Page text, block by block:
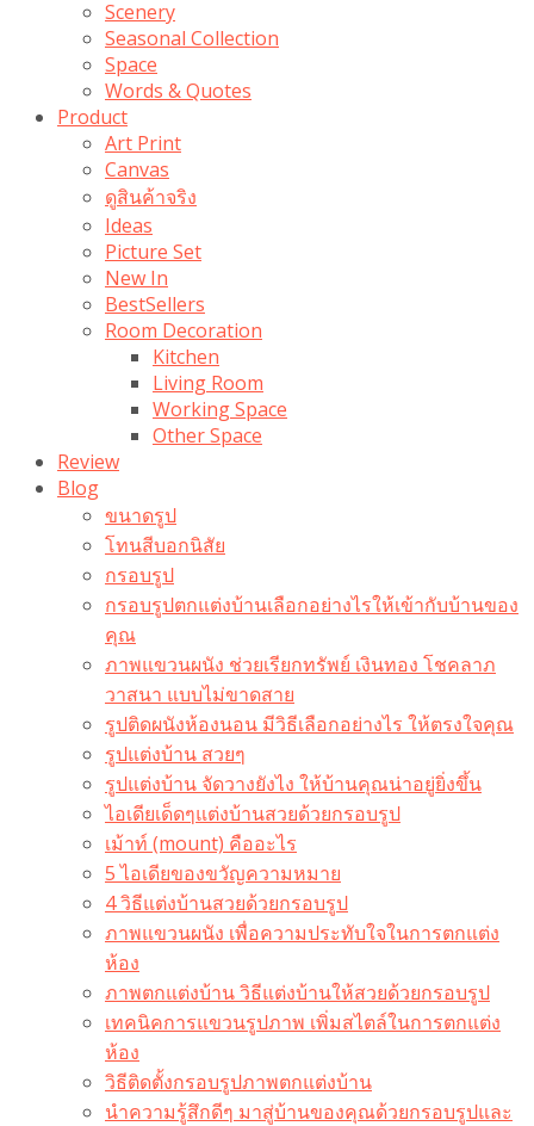
Scenery
Seasonal Collection
Space
Words & Quotes
Product
Art Print
Canvas
ดูสินค้าจริง
Ideas
Picture Set
New In
BestSellers
Room Decoration
Kitchen
Living Room
Working Space
Other Space
Review
Blog
ขนาดรูป
โทนสีบอกนิสัย
กรอบรูป
กรอบรูปตกแต่งบ้านเลือกอย่างไรให้เข้ากับบ้านของ
คุณ
ภาพแขวนผนัง ช่วยเรียกทรัพย์ เงินทอง โชคลาภ
วาสนา แบบไม่ขาดสาย
รูปติดผนังห้องนอน มีวิธีเลือกอย่างไร ให้ตรงใจคุณ
รูปแต่งบ้าน สวยๆ
รูปแต่งบ้าน จัดวางยังไง ให้บ้านคุณน่าอยู่ยิ่งขึ้น
ไอเดียเด็ดๆแต่งบ้านสวยด้วยกรอบรูป
เม้าท์ (mount) คืออะไร​
5 ไอเดียของขวัญความหมาย
4 วิธีแต่งบ้านสวยด้วยกรอบรูป
ภาพแขวนผนัง เพื่อความประทับใจในการตกแต่ง
ห้อง
ภาพตกแต่งบ้าน วิธีแต่งบ้านให้สวยด้วยกรอบรูป
เทคนิคการแขวนรูปภาพ เพิ่มสไตล์ในการตกแต่ง
ห้อง
วิธีติดตั้งกรอบรูปภาพตกแต่งบ้าน
นำความรู้สึกดีๆ มาสู่บ้านของคุณด้วยกรอบรูปและ